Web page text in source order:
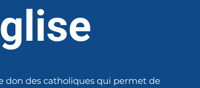
don des catholiques qui permet de